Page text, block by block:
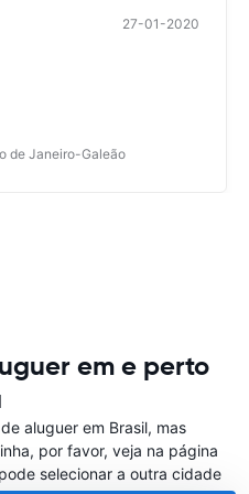
27-01-2020
de Janeiro-Galeão
em e perto
aluguer em Brasil, mas
por favor, veja na página
selecionar a outra cidade